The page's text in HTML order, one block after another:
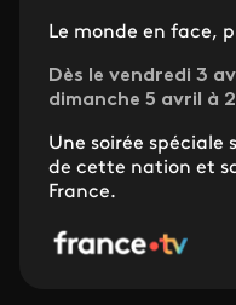
Le monde en face,
Dès le vendredi 3
dimanche 5 avril à
Une soirée spéciale
de cette nation et
France.